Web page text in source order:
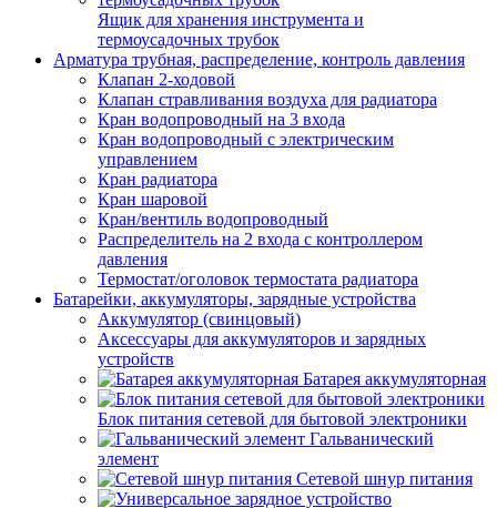
Ящик для хранения инструмента и
термоусадочных трубок
Арматура трубная, распределение, контроль давления
Клапан 2-ходовой
Клапан стравливания воздуха для радиатора
Кран водопроводный на 3 входа
Кран водопроводный с электрическим
управлением
Кран радиатора
Кран шаровой
Кран/вентиль водопроводный
Распределитель на 2 входа с контроллером
давления
Термостат/оголовок термостата радиатора
Батарейки, аккумуляторы, зарядные устройства
Аккумулятор (свинцовый)
Аксессуары для аккумуляторов и зарядных
устройств
Батарея аккумуляторная
Блок питания сетевой для бытовой электроники
Гальванический
элемент
Сетевой шнур питания